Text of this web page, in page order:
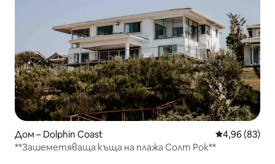
Дом – Dolphin Coast Средна
4,96 (83)
**Зашеметяваща къща на плажа Солт Рок**